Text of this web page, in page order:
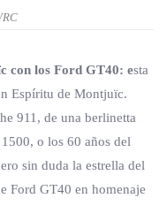
con los Ford GT40: esta
Espíritu de Montjuïc.
911, de una berlinetta
o los 60 años del
sin duda la estrella del
Ford GT40 en homenaje